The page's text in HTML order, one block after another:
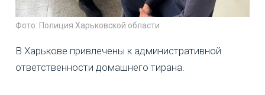
Фото: Полиция Харьковской области
В Харькове привлечены к административной
ответственности домашнего тирана.